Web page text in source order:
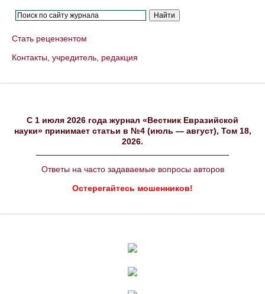
Стать рецензентом
Контакты, учредитель, редакция
C 1 июля 2026 года журнал «Вестник Евразийской
науки» принимает статьи в №4 (июль — август), Том 18,
2026.
Ответы на часто задаваемые вопросы авторов
Остерегайтесь мошенников!